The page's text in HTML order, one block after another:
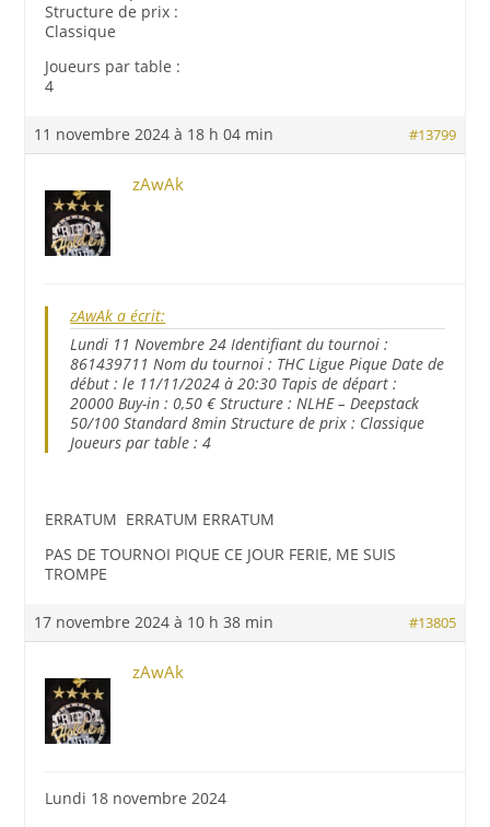
Structure de prix :
Classique
Joueurs par table :
4
11 novembre 2024 à 18 h 04 min #13799
zAwAk
zAwAk a écrit:
Lundi 11 Novembre 24 Identifiant du tournoi :
861439711 Nom du tournoi : THC Ligue Pique Date de
début : le 11/11/2024 à 20:30 Tapis de départ :
20000 Buy-in : 0,50 € Structure : NLHE – Deepstack
50/100 Standard 8min Structure de prix : Classique
Joueurs par table : 4
ERRATUM ERRATUM ERRATUM
PAS DE TOURNOI PIQUE CE JOUR FERIE, ME SUIS
TROMPE
17 novembre 2024 à 10 h 38 min #13805
zAwAk
Lundi 18 novembre 2024